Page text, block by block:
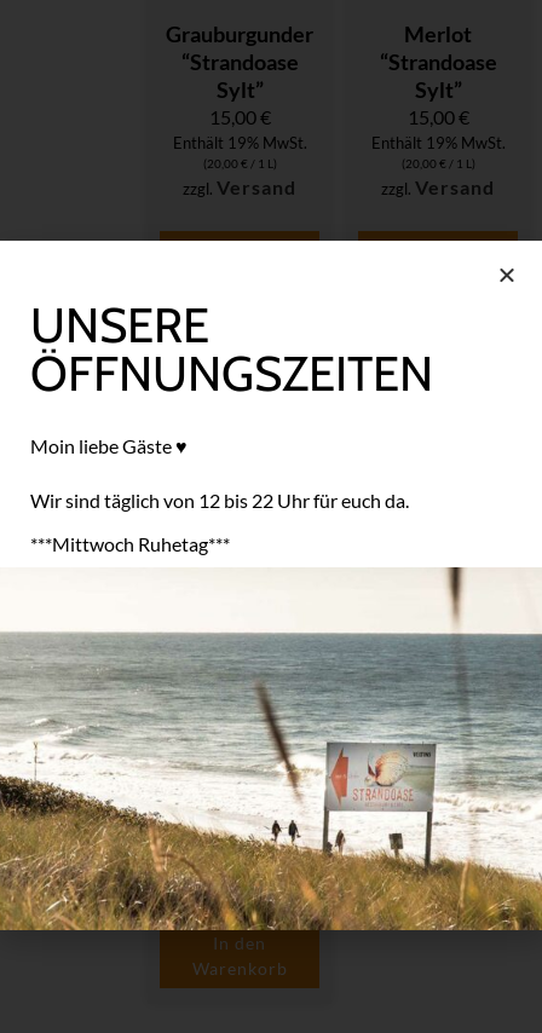
Grauburgunder
“Strandoase
Sylt”
15,00€
Enthält 19% MwSt.
(20,00 € / 1 L)
zzgl.Versand
Merlot
“Strandoase
Sylt”
15,00€
Enthält 19% MwSt.
(20,00 € / 1 L)
zzgl.Versand
Weißburgunder
“Strandoase
Sylt”
15,00€
Enthält 19% MwSt.
(20,00€/ 1 L)
zzgl.Versand
In den
Warenkorb
UNSERE
ÖFFNUNGSZEITEN
Moin liebe Gäste ♥
Wir sind täglich von 12 bis 22 Uhrfür euch da.
***Mittwoch Ruhetag***